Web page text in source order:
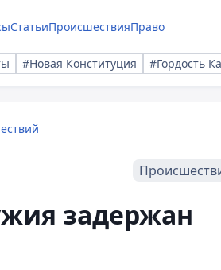
СтатьиПроисшествияПраво
#Новая Конституция #Гордость
задержан